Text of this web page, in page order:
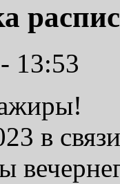
13:53
в